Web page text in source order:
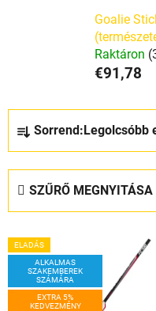
Goalie
Raktáron
€91,78
m
e
r
Sorrend: Legolcsóbb
SZŰRŐ MEGNYITÁSA
T
e
ELADÁS
ALKALMAS
SZAKEMBEREK
SZÁMÁRA
EXTRA 5%
KEDVEZMÉNY